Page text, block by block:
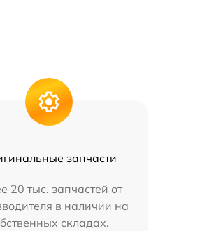
запчасти
20 тыс. запчастей от
в наличии на
складах.